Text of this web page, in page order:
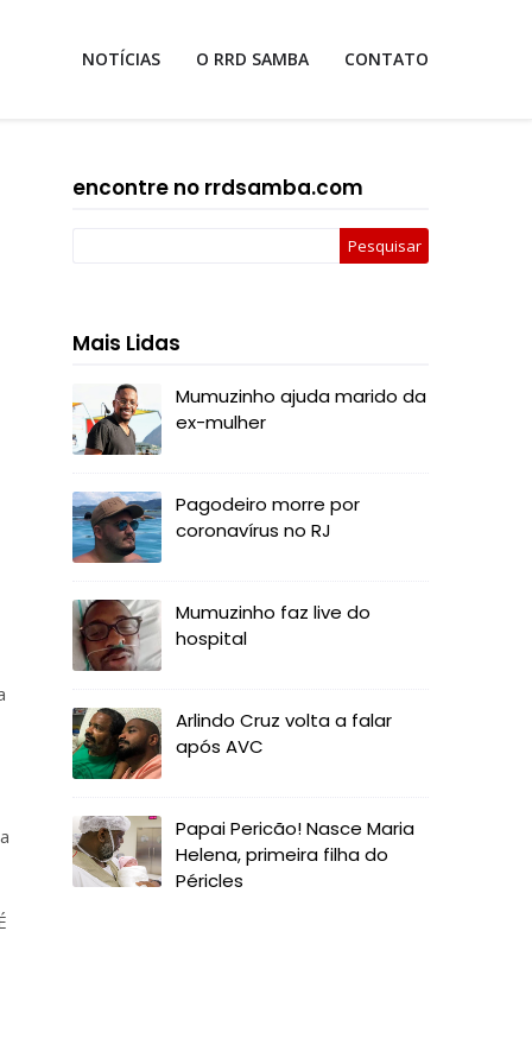
NOTÍCIAS O RRD SAMBA CONTATO
encontre no rrdsamba.com
Mais Lidas
Mumuzinho ajuda marido da
ex-mulher
Pagodeiro morre por
coronavírus no RJ
Mumuzinho faz live do
hospital
Arlindo Cruz volta a falar
após AVC
Papai Pericão! Nasce Maria
Helena, primeira filha do
Péricles